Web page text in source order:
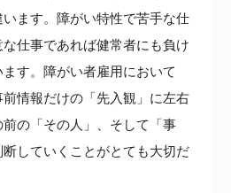
ます。障がい特性で苦手な仕
仕事であれば健常者にも負け
す。障がい者雇用において
情報だけの「先入観」に左右
の「その人」、そして「事
していくことがとても大切だ